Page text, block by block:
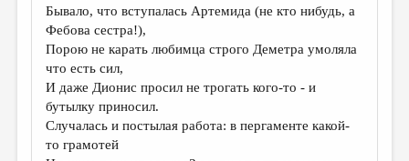
Бывало, что вступалась Артемида (не кто нибудь, а
Фебова сестра!),
Порою не карать любимца строго Деметра умоляла
что есть сил,
И даже Дионис просил не трогать кого-то - и
бутылку приносил.
Случалась и постылая работа: в пергаменте какой-
то грамотей